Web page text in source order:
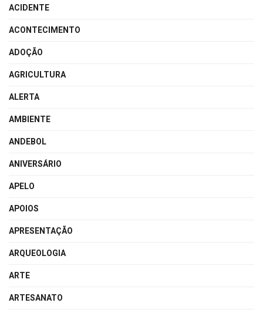
ACIDENTE
ACONTECIMENTO
ADOÇÃO
AGRICULTURA
ALERTA
AMBIENTE
ANDEBOL
ANIVERSÁRIO
APELO
APOIOS
APRESENTAÇÃO
ARQUEOLOGIA
ARTE
ARTESANATO